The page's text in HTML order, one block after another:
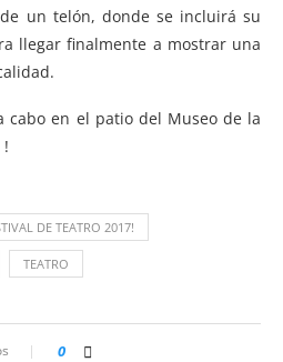
un telón, donde se incluirá su
llegar finalmente a mostrar una
cabo en el patio del Museo de la
!
DE TEATRO 2017!
TEATRO
0